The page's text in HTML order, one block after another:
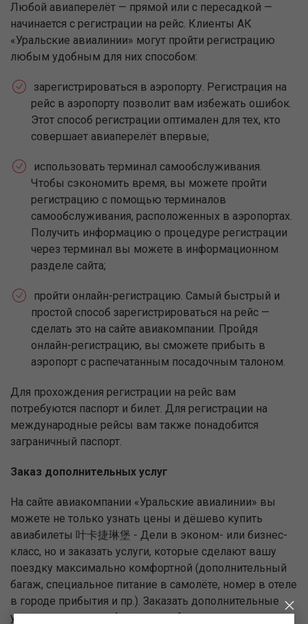
Любой авиаперелёт — прямой или с пересадкой —
начинается с регистрации на рейс. Клиенты АК
«Уральские авиалинии» могут пройти регистрацию
любым удобным для них способом:
зарегистрироваться в аэропорту. Регистрация на
рейс в аэропорту позволит вам избежать ошибок.
Этот способ регистрации оптимален для тех, кто
совершает авиаперелёт впервые;
использовать терминал самообслуживания.
Чтобы сэкономить время, вы можете пройти
регистрацию с помощью терминалов
самообслуживания, расположенных в аэропортах.
Получить информацию о процедуре регистрации
через терминал вы можете в информационном
разделе сайта;
пройти онлайн-регистрацию. Самый быстрый и
простой способ зарегистрироваться на рейс —
сделать это на сайте авиакомпании. Пройдя
онлайн-регистрацию, вы сможете прибыть в
аэропорт с распечатанным посадочным талоном.
Для прохождения регистрации на рейс вам
потребуются паспорт и билет. Для регистрации на
международные рейсы вам также понадобится
заграничный паспорт.
Заказ дополнительных услуг
На сайте авиакомпании «Уральские авиалинии» вы
можете не только узнать цены и дёшево купить
авиабилеты 叶卡捷琳堡 - Дели в эконом- или бизнес-
класс, но и заказать услуги, которые сделают вашу
поездку максимально комфортной (дополнительный
багаж, специальное питание в самолёте, номер в отеле
в городе прибытия и пр.). Заказать дополнительные
услуги можно при оформлении билета.